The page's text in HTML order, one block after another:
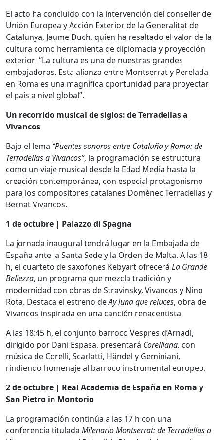
El acto ha concluido con la intervención del conseller de
Unión Europea y Acción Exterior de la Generalitat de
Catalunya, Jaume Duch, quien ha resaltado el valor de la
cultura como herramienta de diplomacia y proyección
exterior: “La cultura es una de nuestras grandes
embajadoras. Esta alianza entre Montserrat y Perelada
en Roma es una magnífica oportunidad para proyectar
el país a nivel global”.
Un recorrido musical de siglos: de Terradellas a
Vivancos
Bajo el lema “Puentes sonoros entre Cataluña y Roma: de
Terradellas a Vivancos”, la programación se estructura
como un viaje musical desde la Edad Media hasta la
creación contemporánea, con especial protagonismo
para los compositores catalanes Domènec Terradellas y
Bernat Vivancos.
1 de octubre | Palazzo di Spagna
La jornada inaugural tendrá lugar en la Embajada de
España ante la Santa Sede y la Orden de Malta. A las 18
h, el cuarteto de saxofones Kebyart ofrecerá La Grande
Bellezza, un programa que mezcla tradición y
modernidad con obras de Stravinsky, Vivancos y Nino
Rota. Destaca el estreno deAy luna que reluces, obra de
Vivancos inspirada en una canción renacentista.
A las 18:45 h, el conjunto barroco Vespres d’Arnadí,
dirigido por Dani Espasa, presentará Corelliana, con
música de Corelli, Scarlatti, Händel y Geminiani,
rindiendo homenaje al barroco instrumental europeo.
2 de octubre | Real Academia de España en Roma y
San Pietro in Montorio
La programación continúa a las 17 h con una
conferencia titulada Milenario Montserrat: de Terradellas a